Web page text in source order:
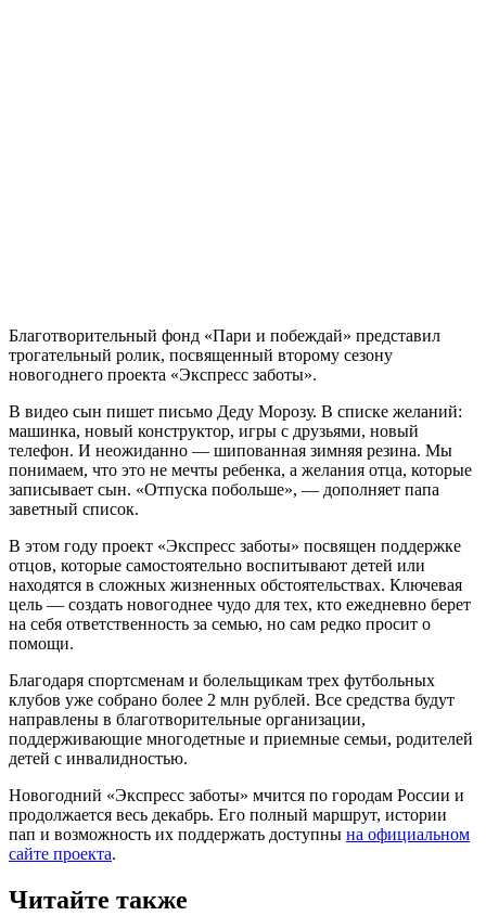
Благотворительный фонд «Пари и побеждай» представил
трогательный ролик, посвященный второму сезону
новогоднего проекта «Экспресс заботы».
В видео сын пишет письмо Деду Морозу. В списке желаний:
машинка, новый конструктор, игры с друзьями, новый
телефон. И неожиданно — шипованная зимняя резина. Мы
понимаем, что это не мечты ребенка, а желания отца, которые
записывает сын. «Отпуска побольше», — дополняет папа
заветный список.
В этом году проект «Экспресс заботы» посвящен поддержке
отцов, которые самостоятельно воспитывают детей или
находятся в сложных жизненных обстоятельствах. Ключевая
цель — создать новогоднее чудо для тех, кто ежедневно берет
на себя ответственность за семью, но сам редко просит о
помощи.
Благодаря спортсменам и болельщикам трех футбольных
клубов уже собрано более 2 млн рублей. Все средства будут
направлены в благотворительные организации,
поддерживающие многодетные и приемные семьи, родителей
детей с инвалидностью.
Новогодний «Экспресс заботы» мчится по городам России и
продолжается весь декабрь. Его полный маршрут, истории
пап и возможность их поддержать доступны на официальном
сайте проекта.
Читайте также